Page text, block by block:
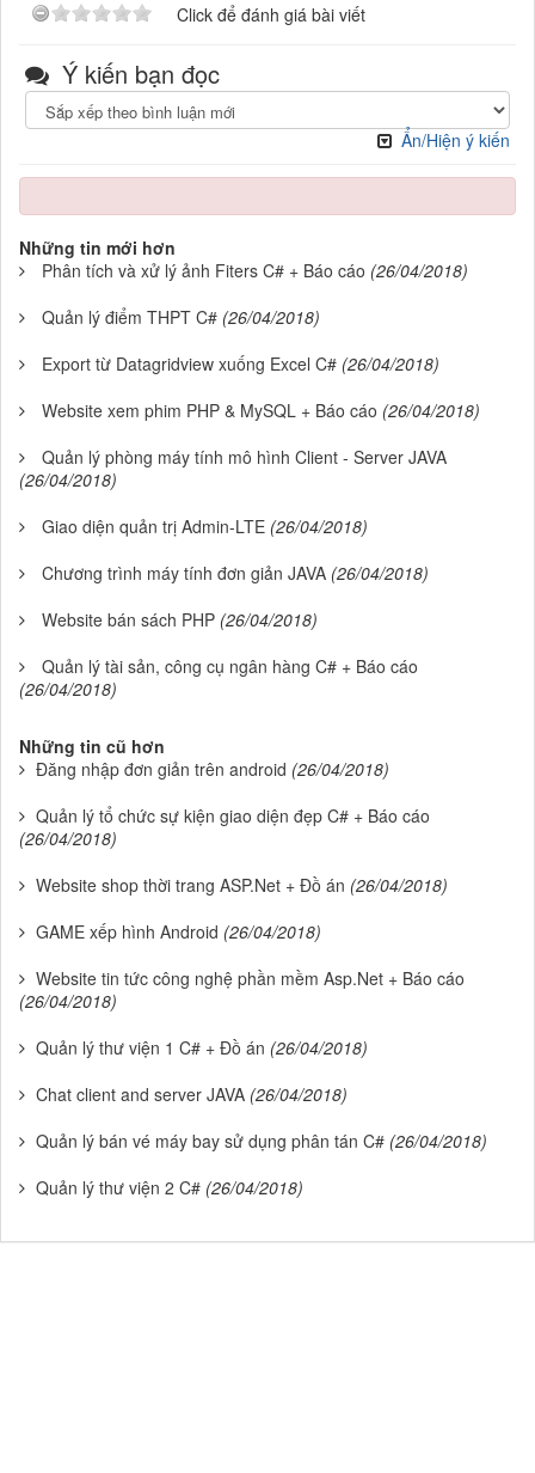
Click để đánh giá bài viết
Ý kiến bạn đọc
Ẩn/Hiện ý kiến
Những tin mới hơn
Phân tích và xử lý ảnh Fiters C# + Báo cáo (26/04/2018)
Quản lý điểm THPT C# (26/04/2018)
Export từ Datagridview xuống Excel C# (26/04/2018)
Website xem phim PHP & MySQL + Báo cáo (26/04/2018)
Quản lý phòng máy tính mô hình Client - Server JAVA
(26/04/2018)
Giao diện quản trị Admin-LTE (26/04/2018)
Chương trình máy tính đơn giản JAVA (26/04/2018)
Website bán sách PHP (26/04/2018)
Quản lý tài sản, công cụ ngân hàng C# + Báo cáo
(26/04/2018)
Những tin cũ hơn
Đăng nhập đơn giản trên android (26/04/2018)
Quản lý tổ chức sự kiện giao diện đẹp C# + Báo cáo
(26/04/2018)
Website shop thời trang ASP.Net + Đồ án (26/04/2018)
GAME xếp hình Android (26/04/2018)
Website tin tức công nghệ phần mềm Asp.Net + Báo cáo
(26/04/2018)
Quản lý thư viện 1 C# + Đồ án (26/04/2018)
Chat client and server JAVA (26/04/2018)
Quản lý bán vé máy bay sử dụng phân tán C# (26/04/2018)
Quản lý thư viện 2 C# (26/04/2018)